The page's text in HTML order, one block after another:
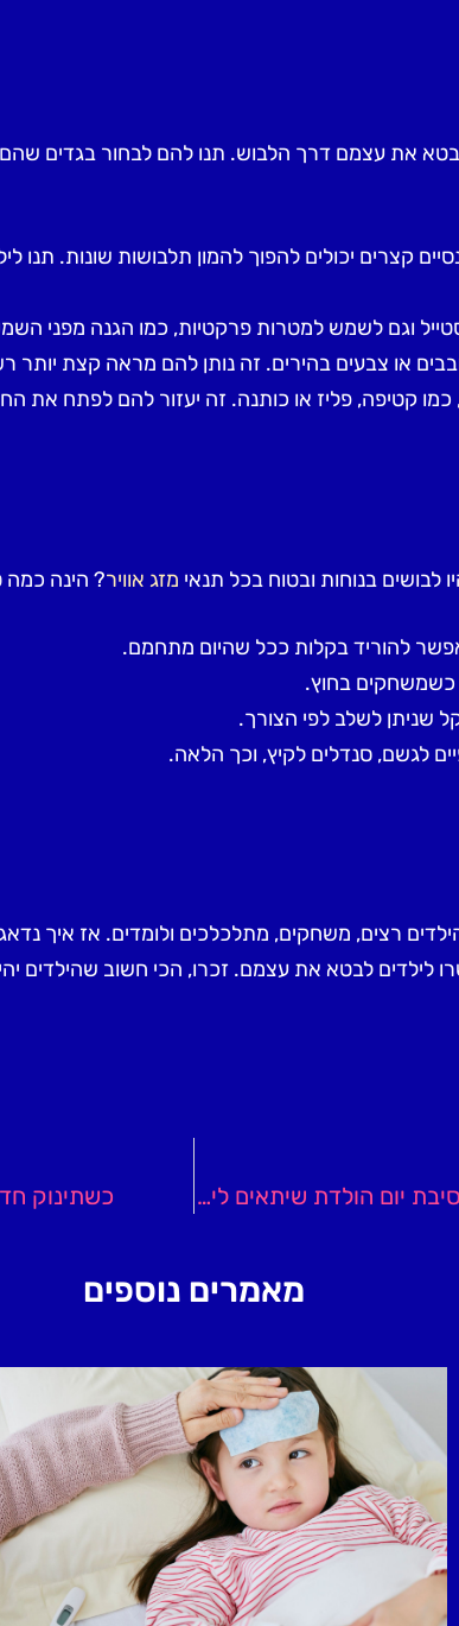
את עצמם דרך הלבוש. תנו להם לבחור בגדים שהם
קצרים יכולים להפוך להמון תלבושות שונות. תנו
סטייל וגם לשמש למטרות פרקטיות, כמו הגנה מפני
או צבעים בהירים. זה נותן להם מראה קצת יותר
קטיפה, פליז או כותנה. זה יעזור להם לפתח את
לבושים בנוחות ובטוח בכל תנאי מזג אוויר? הינה כמה
להוריד בקלות ככל שהיום מתחמם.
כשמשחקים בחוץ.
שניתן לשלב לפי הצורך.
לגשם, סנדלים לקיץ, וכך הלאה.
רצים, משחקים, מתלכלכים ולומדים. אז איך
לילדים לבטא את עצמם. זכרו, הכי חשוב שהילדים
סנדוויצ'ים תוצרת בית או מגש פירות מרעננה: כיבוד למסיבת יום הולדת שיתאים לילדים ולמבוגרים כשתינוק
מאמרים נוספים